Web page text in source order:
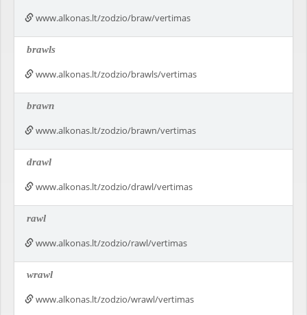
www.alkonas.lt/zodzio/braw/vertimas
brawls
www.alkonas.lt/zodzio/brawls/vertimas
brawn
www.alkonas.lt/zodzio/brawn/vertimas
drawl
www.alkonas.lt/zodzio/drawl/vertimas
rawl
www.alkonas.lt/zodzio/rawl/vertimas
wrawl
www.alkonas.lt/zodzio/wrawl/vertimas